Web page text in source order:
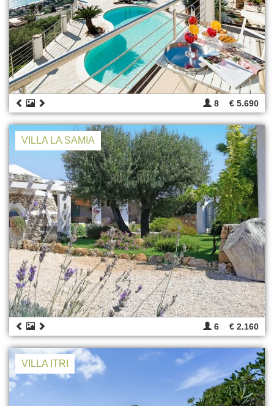
8 € 5.690
VILLA LA SAMIA
6 € 2.160
VILLA ITRI